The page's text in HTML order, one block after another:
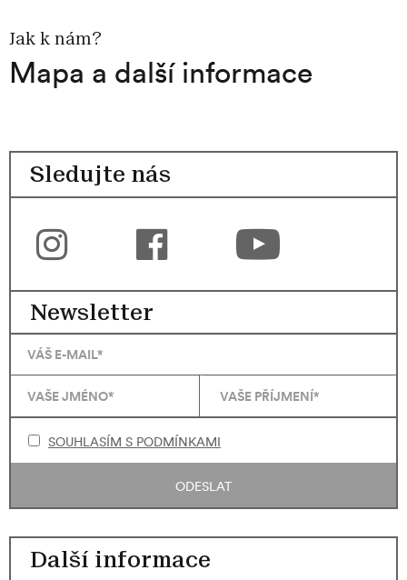
Jak k nám?
Mapa a další informace
Sledujte nás
Newsletter
SOUHLASÍM S PODMÍNKAMI
ODESLAT
Další informace